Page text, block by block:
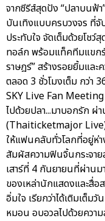
จากซีรีส์สุดปัง “ปลาบนฟ้
บันเทิงแบบครบวงจร ที่
ประทับใจ จัดเต็มด้วยโช
ทอล์ก พร้อมแท็คทีมแขก
ราษฎร์” สร้างรอยยิ้มแล
ตลอด 3 ชั่วโมงเต็ม กว่า
SKY Live Fan
ไปด้วยปลา...มาบอกรัก
(Thaiticketmajor
ให้แฟนคลับทั่วโลกที่อยู่ห่า
สัมผัสความฟินจิ้นกระจา
เสาร์ที่ 4 กันยายนที่ผ่าน
ของเหล่านักแสดงและสื่
อิ่มใจ เรียกว่าได้เติมเต็
หมอน อบอวลไปด้วยควา